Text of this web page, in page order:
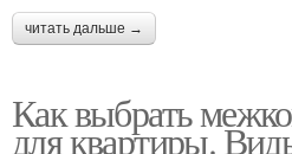
читать дальше →
Как выбрать
для квартиры.